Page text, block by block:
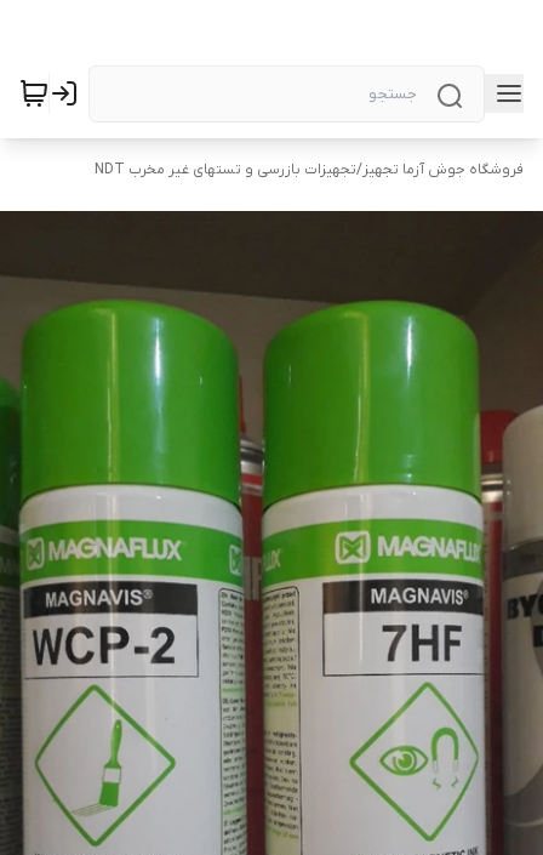
فروشگاه جوش آزما تجهیز/تجهیزات بازرسی و تستهای غیر مخرب NDT